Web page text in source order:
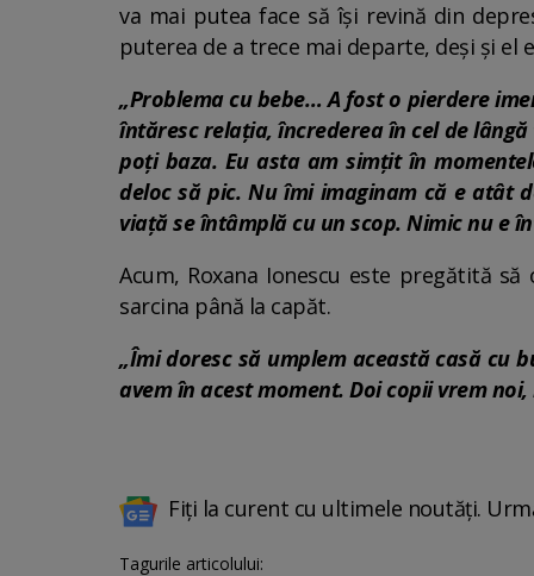
va mai putea face să își revină din
puterea de a trece mai departe, deși și el
„Problema cu bebe… A fost o pierdere
întăresc relația, încrederea în cel de
poți baza. Eu asta am simțit în
deloc să pic. Nu îmi imaginam că e atât
viață se întâmplă cu un scop. Nimic nu e
Acum, Roxana Ionescu este pregătită
sarcina până la capăt.
„Îmi doresc să umplem această casă cu
avem în acest moment. Doi copii vrem
Fiți la curent cu ultimele noutăți.
Tagurile articolului: